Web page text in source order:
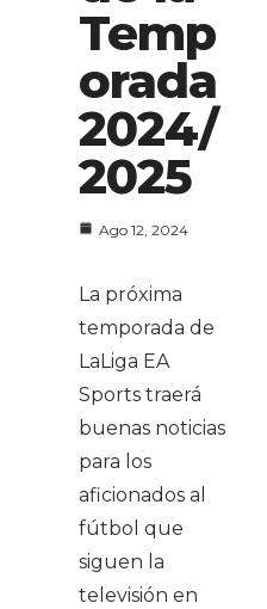
Temp
orada
2024/
2025
Ago 12, 2024
La próxima
temporada de
LaLiga EA
Sports traerá
buenas noticias
para los
aficionados al
fútbol que
siguen la
televisión en